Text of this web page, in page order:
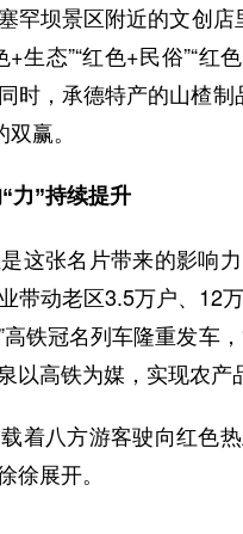
罕坝景区附近的文创
生态”“红色+民俗”“
时，承德特产的山楂
赢。
力”持续提升
张名片带来的影响
带动老区3.5万户、12
铁冠名列车隆重发车
高铁为媒，实现农产
八方游客驶向红色
展开。